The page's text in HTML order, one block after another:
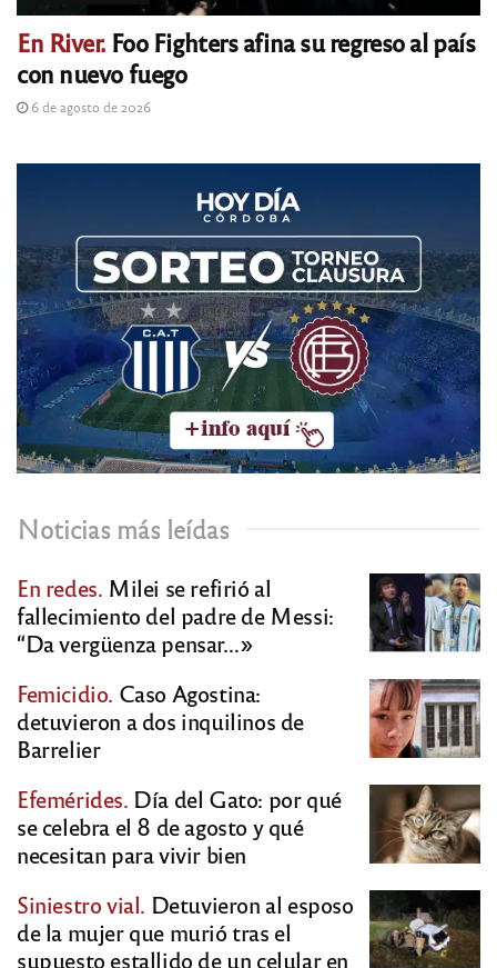
En River. Foo Fighters afina su regreso al país
con nuevo fuego
6 de agosto de 2026
Noticias más leídas
En redes. Milei se refirió al
fallecimiento del padre de Messi:
“Da vergüenza pensar…»
Femicidio. Caso Agostina:
detuvieron a dos inquilinos de
Barrelier
Efemérides. Día del Gato: por qué
se celebra el 8 de agosto y qué
necesitan para vivir bien
Siniestro vial. Detuvieron al esposo
de la mujer que murió tras el
supuesto estallido de un celular en